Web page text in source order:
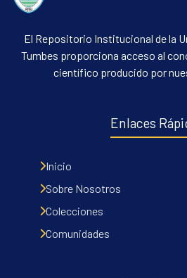
El Repositorio Institucional de la
Tumbes proporciona acceso al
científico producido por
Enlaces
Inicio
Sobre Nosotros
Colecciones
Comunidades